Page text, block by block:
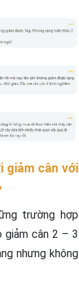
giảm cân với
trường hợp
giảm cân 2 – 3
nhưng không